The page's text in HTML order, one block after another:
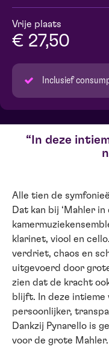
Vrije plaats
€ 27,50
Inclusief
In deze
Alle tien de
Dat kan bij ‘Mahler in
klarinet, viool en
verdriet, chaos en
uitgevoerd door
zien dat de kracht
blijft. In deze intieme
persoonlijker,
Dankzij Pynarello is
voor de grote Mahler.